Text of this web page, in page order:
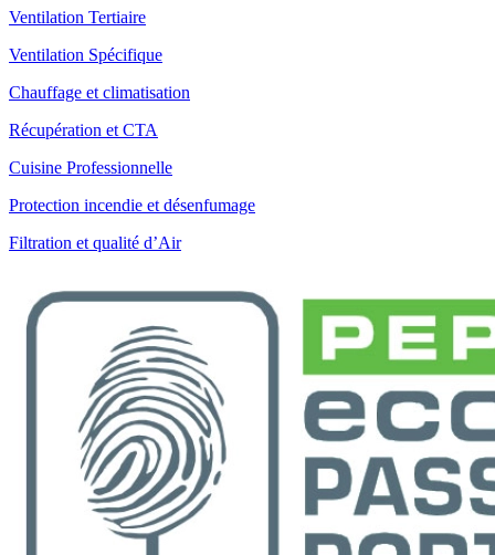
Ventilation Tertiaire
Ventilation Spécifique
Chauffage et climatisation
Récupération et CTA
Cuisine Professionnelle
Protection incendie et désenfumage
Filtration et qualité d’Air